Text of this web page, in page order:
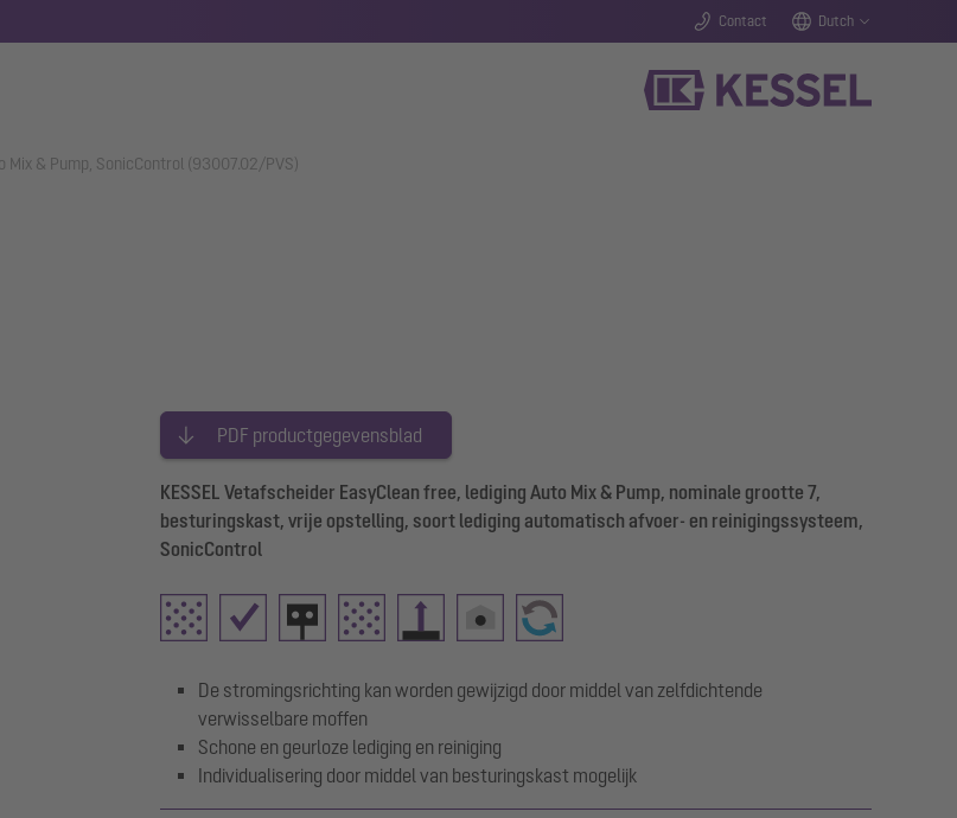
Contact Dutch
Mix & Pump, SonicControl (93007.02/PVS)
PDF productgegevensblad
KESSEL Vetafscheider EasyClean free, lediging Auto Mix & Pump, nominale grootte 7,
besturingskast, vrije opstelling, soort lediging automatisch afvoer- en reinigingssysteem,
SonicControl
De stromingsrichting kan worden gewijzigd door middel van zelfdichtende
verwisselbare moffen
Schone en geurloze lediging en reiniging
Individualisering door middel van besturingskast mogelijk